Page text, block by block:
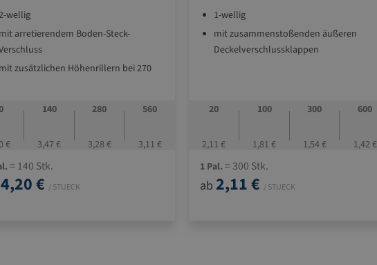
wellig
mit arretierendem Boden-Steck-
mit zusätzlichen Höhenrillern bei 270
schnell aufgerichtet für die Befüllung
€
140
3,47 €
280
3,28 €
560
3,11 €
= 140 Stk.
4,20 € / STUECK
1-wellig
mit zusammenstoßenden äußeren
Deckelverschlussklappen
20
2,11 €
100
1,81 €
300
1,54 €
600
1,42 €
1 Pal. = 300 Stk.
ab 2,11 € / STUECK